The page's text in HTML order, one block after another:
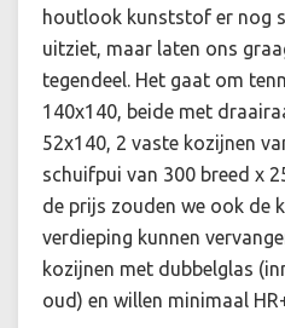
houtlook kunststof er nog
uitziet, maar laten ons
tegendeel. Het gaat om
140x140, beide met
52x140, 2 vaste kozijnen
schuifpui van 300 breed x
de prijs zouden we ook de
verdieping kunnen
kozijnen met dubbelglas
oud) en willen minimaal